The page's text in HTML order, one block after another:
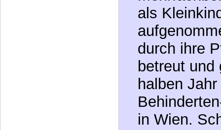
Tamea 2
Die durch
Baby
als
durch ihre